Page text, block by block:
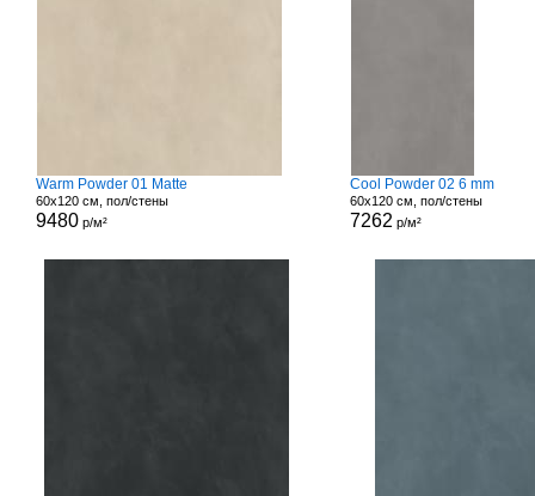
Warm Powder 01 Matte
60x120 см, пол/стены
9480 р/м²
Cool Powder 02 6 mm
60x120 см, пол/стены
7262 р/м²